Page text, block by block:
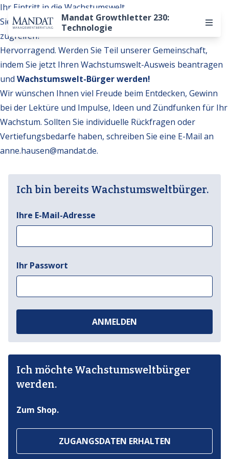
Mandat Growthletter 230:
Technologie
Ihr Eintritt in die Wachstumswelt
Sie möchten auf weitere Inhalte der Wachstumswelt
zugreifen?
Hervorragend. Werden Sie Teil unserer Gemeinschaft,
indem Sie jetzt Ihren Wachstumswelt-Ausweis beantragen
und Wachstumswelt-Bürger werden!
Wir wünschen Ihnen viel Freude beim Entdecken, Gewinn
bei der Lektüre und Impulse, Ideen und Zündfunken für Ihr
Wachstum. Sollten Sie individuelle Rückfragen oder
Vertiefungsbedarfe haben, schreiben Sie eine E-Mail an
anne.hausen@mandat.de.
Ich bin bereits Wachstumsweltbürger.
Ihre E-Mail-Adresse
Ihr Passwort
ANMELDEN
Ich möchte Wachstumsweltbürger
werden.
Zum Shop.
ZUGANGSDATEN ERHALTEN